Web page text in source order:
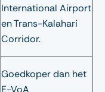
International Airport
en Trans-Kalahari
Corridor.
Goedkoper dan het